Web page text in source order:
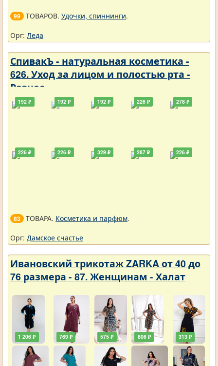
99 ТОВАРОВ. Удочки, спиннинги.
Орг: Леда
СпивакЪ - натуральная косметика -
626. Уход за лицом и полостью рта -
Разное
192 ₽
226 ₽
192 ₽
226 ₽
192 ₽
329 ₽
226 ₽
287 ₽
278 ₽
226 ₽
83 ТОВАРА. Косметика и парфюм.
Орг: Дамское счастье
Ивановский трикотаж ZARKA от 40 до
76 размера - 87. Женщинам - Халат
1 206 ₽ 769 ₽ 575 ₽ 806 ₽ 313 ₽